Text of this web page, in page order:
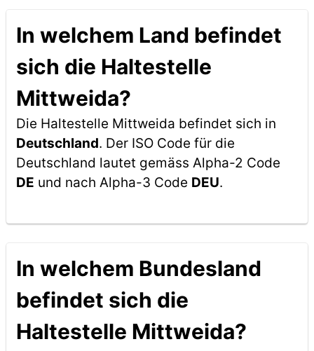
In welchem Land befindet
sich die Haltestelle
Mittweida?
Die Haltestelle Mittweida befindet sich in
Deutschland. Der ISO Code für die
Deutschland lautet gemäss Alpha-2 Code
DE und nach Alpha-3 Code DEU.
In welchem Bundesland
befindet sich die
Haltestelle Mittweida?